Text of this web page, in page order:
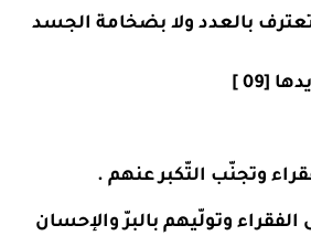
تعترف بالعدد ولا بضخامة الجسد
[09 ]
وتجنّب التّكبر عنهم .
الفقراء وتولّيهم بالبرّ والإحسان